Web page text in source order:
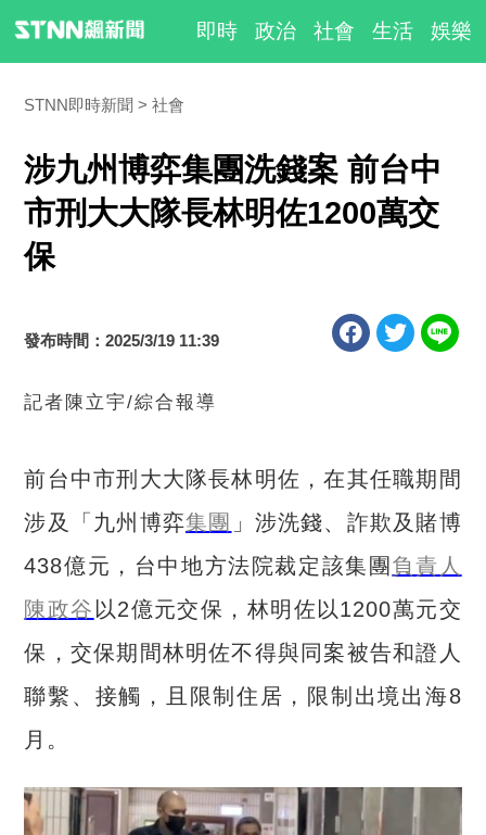
即時 政治 社會 生活 娛樂
STNN即時新聞 社會
涉九州博弈集團洗錢案 前台中
市刑大大隊長林明佐1200萬交
保
發布時間：2025/3/19 11:39
記者陳立宇/綜合報導
前台中市刑大大隊長林明佐，在其任職期間
涉及「九州博弈集團 」涉洗錢、詐欺及賭博
438億元， 台中地方法院裁定該集團 負責人
陳政谷 以2億元交保，林明佐以1200萬元交
保，交保期間林明佐不得與同案被告和證人
聯繫、接觸，且限制住居，限制出境出海8
月。